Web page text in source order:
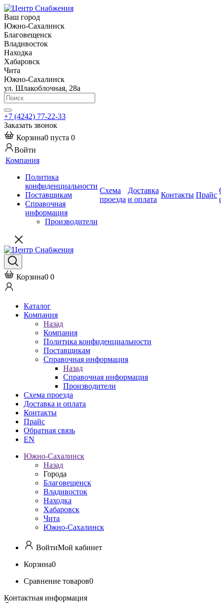
Ваш город
Южно-Сахалинск
Благовещенск
Владивосток
Находка
Хабаровск
Чита
Южно-Сахалинск
ул. Шлакоблочная, 28а
+7 (4242) 77-22-33
Заказать звонок
Корзина0 пуста 0
Войти
Компания
Политика
конфиденциальности
Поставщикам
Справочная
информация
Производители
Схема
проезда
Доставка
и оплата
Контакты Прайс
Корзина0 0
Каталог
Компания
Назад
Компания
Политика конфиденциальности
Поставщикам
Справочная информация
Назад
Справочная информация
Производители
Схема проезда
Доставка и оплата
Контакты
Прайс
Обратная связь
EN
Южно-Сахалинск
Назад
Города
Благовещенск
Владивосток
Находка
Хабаровск
Чита
Южно-Сахалинск
ВойтиМой кабинет
Корзина0
Сравнение товаров0
Контактная информация